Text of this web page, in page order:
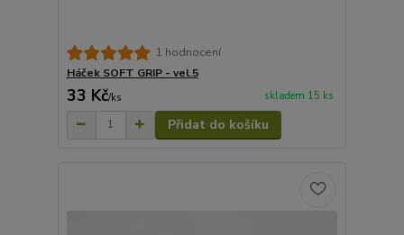
1 hodnocení
Háček SOFT GRIP - vel.5
33 Kč/ks skladem 15 ks
Přidat do košíku